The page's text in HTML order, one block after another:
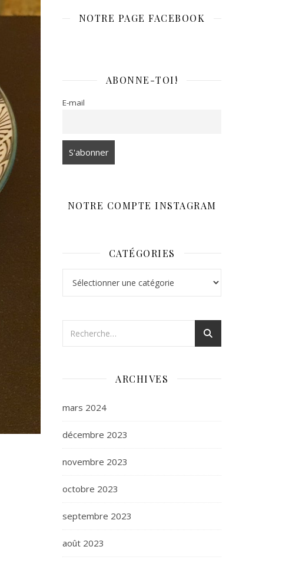
NOTRE PAGE FACEBOOK
ABONNE-TOI!
E-mail
NOTRE COMPTE INSTAGRAM
CATÉGORIES
ARCHIVES
mars 2024
décembre 2023
novembre 2023
octobre 2023
septembre 2023
août 2023